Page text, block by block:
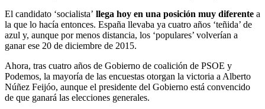
El candidato ‘socialista’ llega hoy en una posición muy diferente a
la que lo hacía entonces. España llevaba ya cuatro años ‘teñida’ de
azul y, aunque por menos distancia, los ‘populares’ volverían a
ganar ese 20 de diciembre de 2015.
Ahora, tras cuatro años de Gobierno de coalición de PSOE y
Podemos, la mayoría de las encuestas otorgan la victoria a Alberto
Núñez Feijóo, aunque el presidente del Gobierno está convencido
de que ganará las elecciones generales.